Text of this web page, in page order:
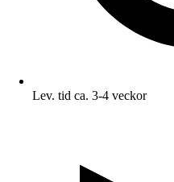
Lev. tid ca. 3-4 veckor